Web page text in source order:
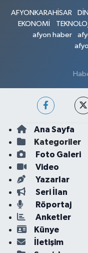
AFYONKARAHİSAR
EKONOMİ
TEKNOLOJİ
afyon haber
Ana Sayfa
Kategoriler
Foto Galeri
Video
Yazarlar
Seri İlan
Röportaj
Anketler
Künye
İletişim